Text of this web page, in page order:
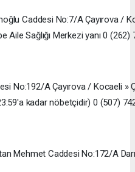
Caddesi No:7/A Çayırova /
Aile Sağlığı Merkezi yanı 0
No:192/A Çayırova / Kocaeli »
kadar nöbetçidir) 0 (507)
Mehmet Caddesi No:172/A